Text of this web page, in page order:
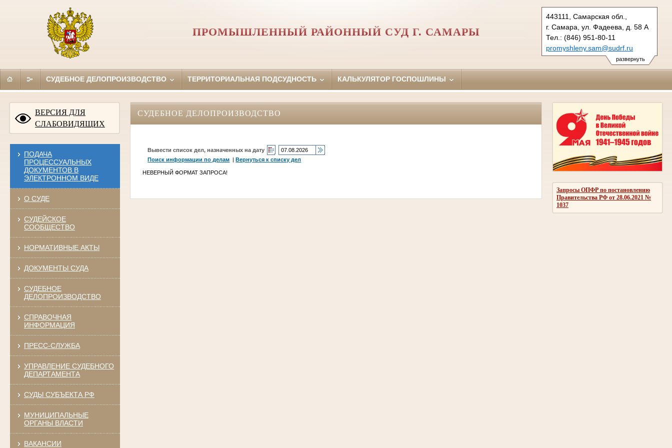
развернуть
443111, Самарская обл.,
г. Самара, ул. Фадеева, д. 58 А
Тел.: (846) 951-80-11
promyshleny.sam@sudrf.ru
ПРОМЫШЛЕННЫЙ РАЙОННЫЙ СУД Г. САМАРЫ
СУДЕБНОЕ ДЕЛОПРОИЗВОДСТВО ТЕРРИТОРИАЛЬНАЯ ПОДСУДНОСТЬ КАЛЬКУЛЯТОР ГОСПОШЛИНЫ
ВЕРСИЯ ДЛЯ
СЛАБОВИДЯЩИХ
ПОДАЧА
ПРОЦЕССУАЛЬНЫХ
ДОКУМЕНТОВ В
ЭЛЕКТРОННОМ ВИДЕ
О СУДЕ
СУДЕЙСКОЕ
СООБЩЕСТВО
НОРМАТИВНЫЕ АКТЫ
ДОКУМЕНТЫ СУДА
СУДЕБНОЕ
ДЕЛОПРОИЗВОДСТВО
СПРАВОЧНАЯ
ИНФОРМАЦИЯ
ПРЕСС-СЛУЖБА
УПРАВЛЕНИЕ СУДЕБНОГО
ДЕПАРТАМЕНТА
СУДЫ СУБЪЕКТА РФ
МУНИЦИПАЛЬНЫЕ
ОРГАНЫ ВЛАСТИ
ВАКАНСИИ
Запросы ОПФР по постановлению
Правительства РФ от 28.06.2021 №
1037
СУДЕБНОЕ ДЕЛОПРОИЗВОДСТВО
Вывести список дел, назначенных на дату
Поиск информации по делам |Вернуться к списку дел
НЕВЕРНЫЙ ФОРМАТ ЗАПРОСА!